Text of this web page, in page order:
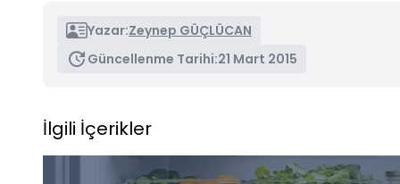
Yazar:Zeynep GÜÇLÜCAN
Güncellenme Tarihi:21 Mart 2015
İlgili İçerikler